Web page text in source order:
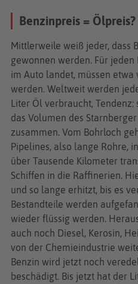
Benzinpreis = Ölpreis?
Mittlerweile weiß jeder, dass
gewonnen werden. Für jeden
im Auto landet, müssen
werden. Weltweit werden
Liter Öl verbraucht,
das Volumen des
zusammen. Vom Bohrloch
Pipelines, also lange Rohre,
über Tausende Kilometer
Schiffen in die Raffinerien.
und so lange erhitzt, bis es
Bestandteile werden
wieder flüssig werden.
auch noch Diesel, Kerosin,
von der Chemieindustrie
Benzin wird jetzt noch
beschädigt. Bis jetzt hat der